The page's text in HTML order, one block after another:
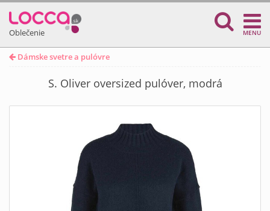
Oblečenie MENU
Dámske svetre a pulóvre
S. Oliver oversized pulóver, modrá